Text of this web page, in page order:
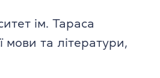
ім. Тараса
мови та літератури,